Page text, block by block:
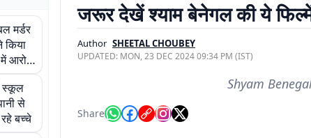
मर्डर
किया
आरोपी
स्कूल
से
बच्चे
जरूर देखें श्याम बेनेगल की ये
Author SHEETAL CHOUBEY
UPDATED: MON, 23 DEC 2024 09:34 PM (IST)
Shyam
Share